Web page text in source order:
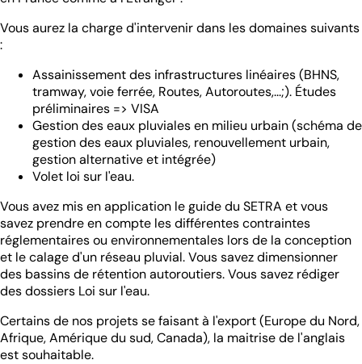
Vous aurez la charge d'intervenir dans les domaines suivants
:
Assainissement des infrastructures linéaires (BHNS,
tramway, voie ferrée, Routes, Autoroutes,...;). Études
préliminaires => VISA
Gestion des eaux pluviales en milieu urbain (schéma de
gestion des eaux pluviales, renouvellement urbain,
gestion alternative et intégrée)
Volet loi sur l'eau.
Vous avez mis en application le guide du SETRA et vous
savez prendre en compte les différentes contraintes
réglementaires ou environnementales lors de la conception
et le calage d'un réseau pluvial. Vous savez dimensionner
des bassins de rétention autoroutiers. Vous savez rédiger
des dossiers Loi sur l'eau.
Certains de nos projets se faisant à l'export (Europe du Nord,
Afrique, Amérique du sud, Canada), la maitrise de l'anglais
est souhaitable.